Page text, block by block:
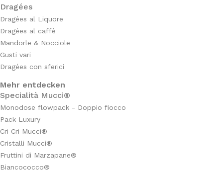
Dragées
Dragées al Liquore
Dragées al caffè
Mandorle & Nocciole
Gusti vari
Dragées con sferici
Mehr entdecken
Specialità Mucci®
Monodose flowpack - Doppio fiocco
Pack Luxury
Cri Cri Mucci®
Cristalli Mucci®
Fruttini di Marzapane®
Biancococco®